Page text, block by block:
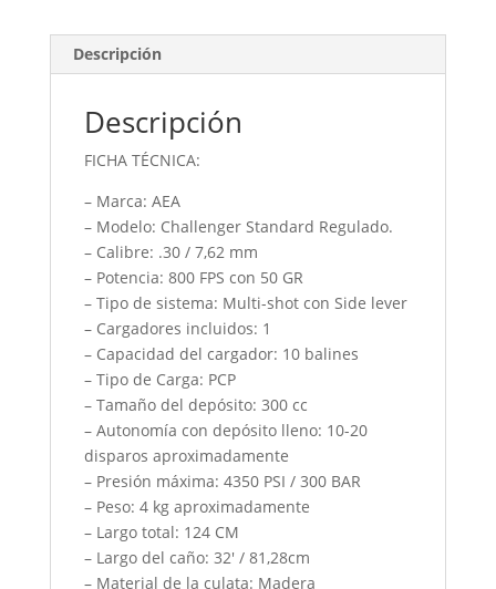
Descripción
Descripción
FICHA TÉCNICA:
– Marca: AEA
– Modelo: Challenger Standard Regulado.
– Calibre: .30 / 7,62 mm
– Potencia: 800 FPS con 50 GR
– Tipo de sistema: Multi-shot con Side lever
– Cargadores incluidos: 1
– Capacidad del cargador: 10 balines
– Tipo de Carga: PCP
– Tamaño del depósito: 300 cc
– Autonomía con depósito lleno: 10-20
disparos aproximadamente
– Presión máxima: 4350 PSI / 300 BAR
– Peso: 4 kg aproximadamente
– Largo total: 124 CM
– Largo del caño: 32′ / 81,28cm
– Material de la culata: Madera